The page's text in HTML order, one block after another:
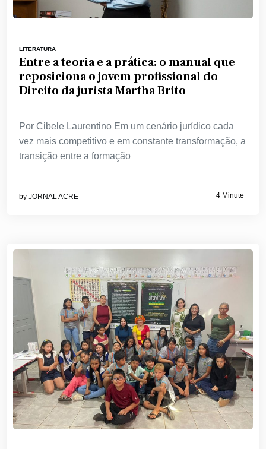
LITERATURA
Entre a teoria e a prática: o manual que
reposiciona o jovem profissional do
Direito da jurista Martha Brito
Por Cibele Laurentino Em um cenário jurídico cada
vez mais competitivo e em constante transformação, a
transição entre a formação
by JORNAL ACRE 4 Minute